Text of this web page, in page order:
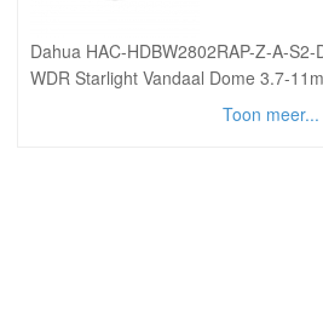
Dahua HAC-HDBW2802RAP-Z-A-
WDR Starlight Vandaal Dome 3.7-
Toon meer...